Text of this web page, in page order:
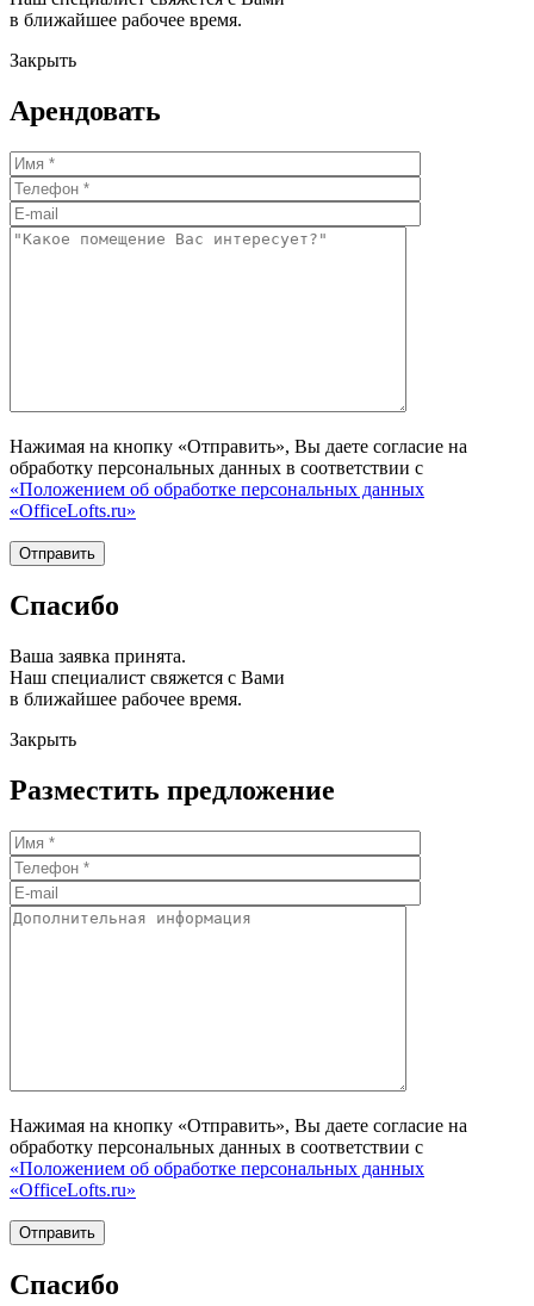
в ближайшее рабочее время.
Закрыть
Арендовать
Нажимая на кнопку «Отправить», Вы даете согласие на
обработку персональных данных в соответствии с
«Положением об обработке персональных данных
«OfficeLofts.ru»
Спасибо
Ваша заявка принята.
Наш специалист свяжется с Вами
в ближайшее рабочее время.
Закрыть
Разместить предложение
Нажимая на кнопку «Отправить», Вы даете согласие на
обработку персональных данных в соответствии с
«Положением об обработке персональных данных
«OfficeLofts.ru»
Спасибо